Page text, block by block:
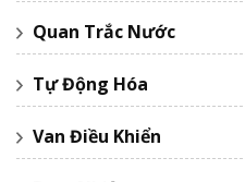
Quan Trắc Nước
Tự Động Hóa
Van Điều Khiển